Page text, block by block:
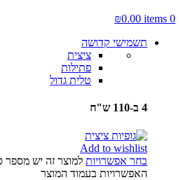
0
items
₪0.00
תשמישי קדושה
ציצית
פתילות
טלית גדול
4 ב-110 ש"ח
Add to wishlist
בחר אפשרויות למוצר זה יש מספר
האפשרויות בעמוד המוצר